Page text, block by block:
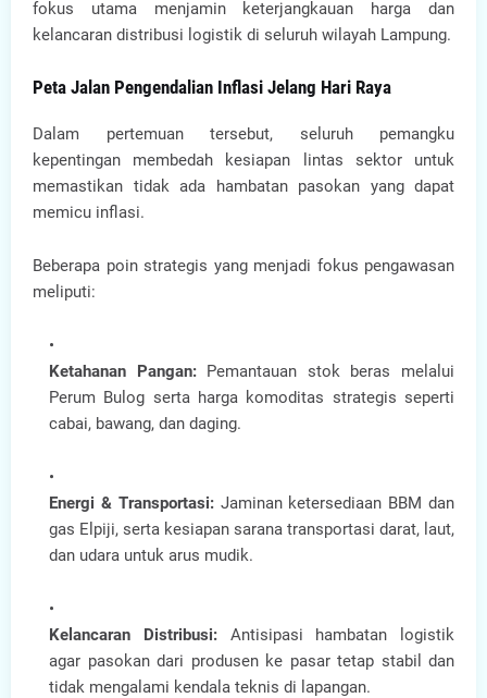
fokus utama menjamin keterjangkauan harga dan
kelancaran distribusi logistik di seluruh wilayah Lampung.
Peta Jalan Pengendalian Inflasi Jelang Hari Raya
Dalam pertemuan tersebut, seluruh pemangku
kepentingan membedah kesiapan lintas sektor untuk
memastikan tidak ada hambatan pasokan yang dapat
memicu inflasi.
Beberapa poin strategis yang menjadi fokus pengawasan
meliputi:
Ketahanan Pangan:Pemantauan stok beras melalui
Perum Bulog serta harga komoditas strategis seperti
cabai, bawang, dan daging.
Energi & Transportasi:Jaminan ketersediaan BBM dan
gas Elpiji, serta kesiapan sarana transportasi darat, laut,
dan udara untuk arus mudik.
Kelancaran Distribusi:Antisipasi hambatan logistik
agar pasokan dari produsen ke pasar tetap stabil dan
tidak mengalami kendala teknis di lapangan.